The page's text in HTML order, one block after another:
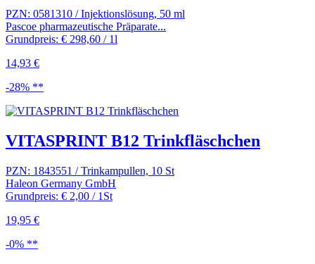
PZN: 0581310 / Injektionslösung, 50 ml
Pascoe pharmazeutische Präparate...
Grundpreis: € 298,60 / 1l
14,93 €
-28% **
VITASPRINT B12 Trinkfläschchen
PZN: 1843551 / Trinkampullen, 10 St
Haleon Germany GmbH
Grundpreis: € 2,00 / 1St
19,95 €
-0% **